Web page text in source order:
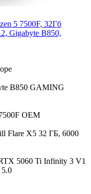
5 7500F, 32Гб
Gigabyte B850,
B850 GAMING
OEM
Flare X5 32 ГБ, 6000
5060 Ti Infinity 3 V1